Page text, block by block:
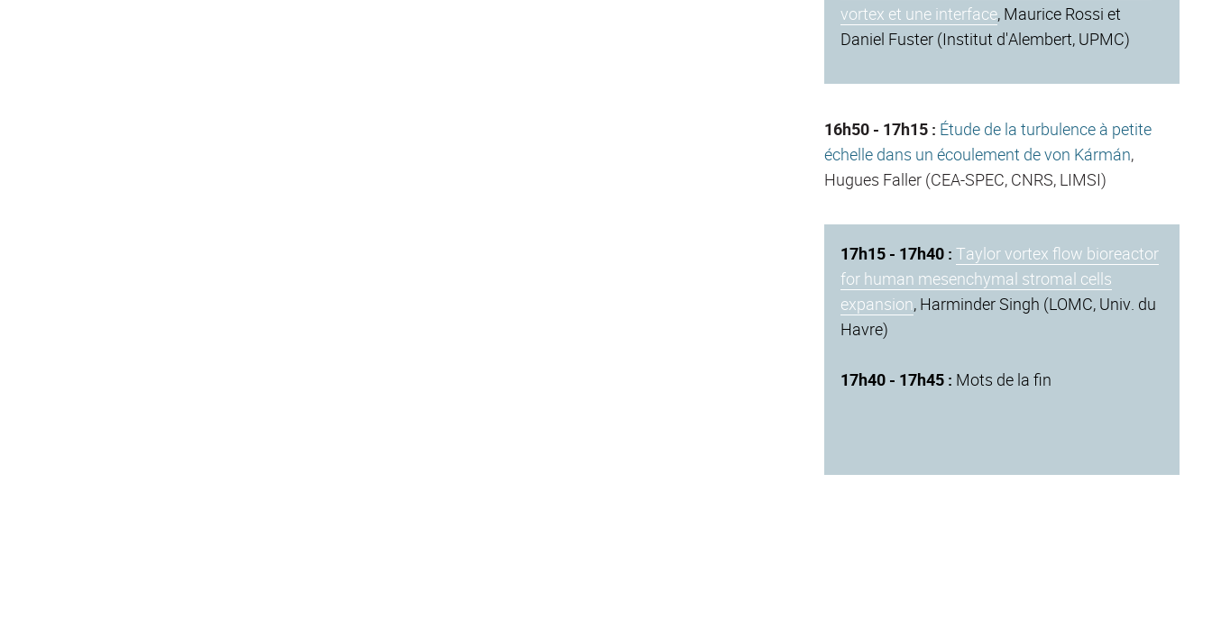
vortex et une interface, Maurice Rossi et
Daniel Fuster (Institut d'Alembert, UPMC)
16h50 - 17h15 : Étude de la turbulence à petite
échelle dans un écoulement de von Kármán,
Hugues Faller (CEA-SPEC, CNRS, LIMSI)
17h15 - 17h40 : Taylor vortex flow bioreactor
for human mesenchymal stromal cells
expansion, Harminder Singh (LOMC, Univ. du
Havre)
17h40 - 17h45 : Mots de la fin